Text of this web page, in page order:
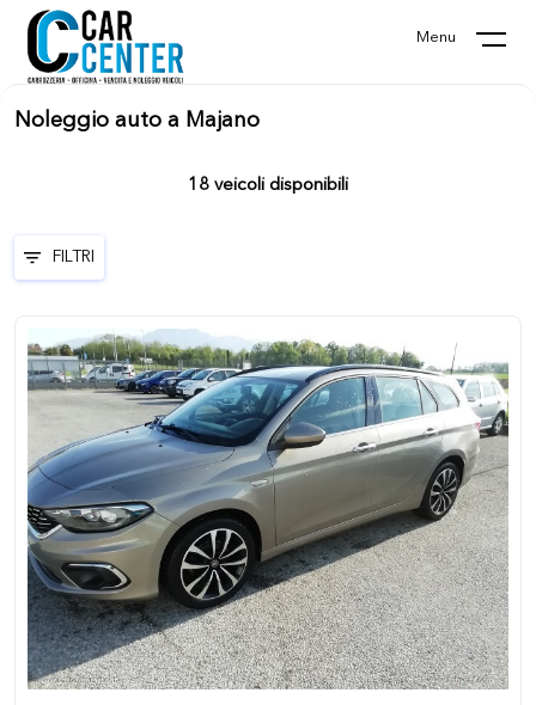
Menu
Noleggio auto a Majano
18 veicoli disponibili
FILTRI